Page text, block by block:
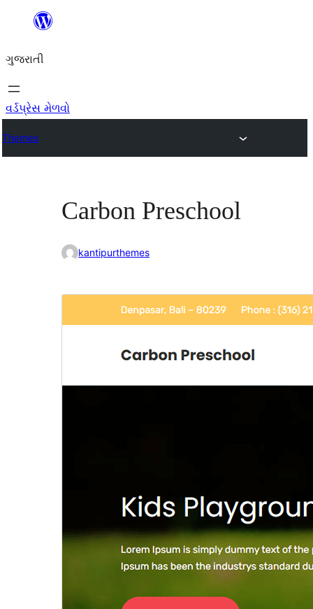
કંટેન્ટ(લખાણ)
જાઓ
ગુજરાતી
વર્ડપ્રેસ મેળવો
Themes
Carbon Preschool
kantipurthemes